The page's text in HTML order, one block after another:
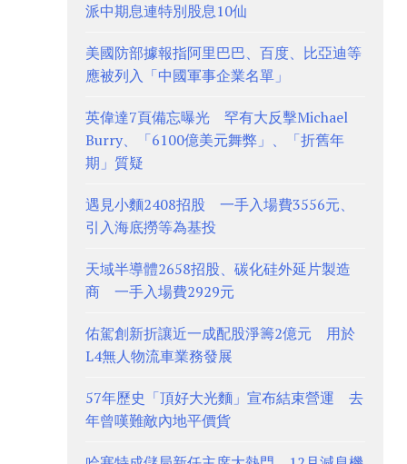
派中期息連特別股息10仙
美國防部據報指阿里巴巴、百度、比亞迪等
應被列入「中國軍事企業名單」
英偉達7頁備忘曝光 罕有大反擊Michael
Burry、「6100億美元舞弊」、「折舊年
期」質疑
遇見小麵2408招股 一手入場費3556元、
引入海底撈等為基投
天域半導體2658招股、碳化硅外延片製造
商 一手入場費2929元
佑駕創新折讓近一成配股淨籌2億元 用於
L4無人物流車業務發展
57年歷史「頂好大光麵」宣布結束營運 去
年曾嘆難敵內地平價貨